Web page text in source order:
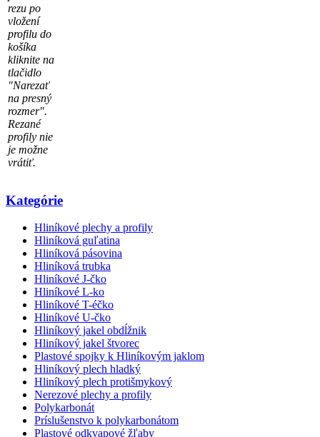
rezu po
vložení
profilu do
košíka
kliknite na
tlačidlo
"Narezať
na presný
rozmer".
Rezané
profily nie
je možne
vrátiť.
Kategórie
Hliníkové plechy a profily
Hliníková guľatina
Hliníková pásovina
Hliníková trubka
Hliníkové J-čko
Hliníkové L-ko
Hliníkové T-éčko
Hliníkové U-čko
Hliníkový jakel obdĺžnik
Hliníkový jakel štvorec
Plastové spojky k Hliníkovým jaklom
Hliníkový plech hladký
Hliníkový plech protišmykový
Nerezové plechy a profily
Polykarbonát
Príslušenstvo k polykarbonátom
Plastové odkvapové žľaby